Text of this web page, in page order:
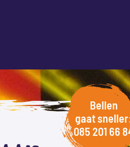
Bellen
gaat
085 201 66